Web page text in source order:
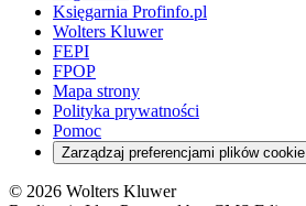
Księgarnia Profinfo.pl
Wolters Kluwer
FEPI
FPOP
Mapa strony
Polityka prywatności
Pomoc
Zarządzaj preferencjami plików cookie
© 2026 Wolters Kluwer